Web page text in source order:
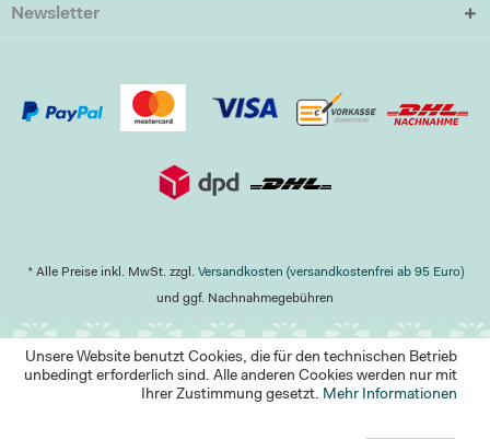
Newsletter
* Alle Preise inkl. MwSt. zzgl. Versandkosten (versandkostenfrei ab 95 Euro)
und ggf. Nachnahmegebühren
Unsere Website benutzt Cookies, die für den technischen Betrieb
unbedingt erforderlich sind. Alle anderen Cookies werden nur mit
Ihrer Zustimmung gesetzt. Mehr Informationen